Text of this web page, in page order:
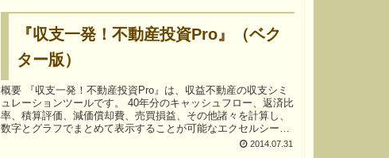
『収支一発！不動産投資Pro』（ベク
ター版）
概要 『収支一発！不動産投資Pro』は、収益不動産の収支シミ
ュレーションツールです。 40年分のキャッシュフロー、返済比
率、積算評価、減価償却費、売買損益、その他諸々を計算し、
数字とグラフでまとめて表示することが可能なエクセルシー
2014.07.31